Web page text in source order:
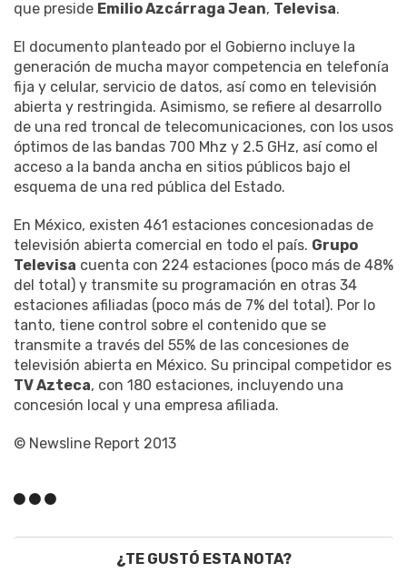
que preside Emilio Azcárraga Jean, Televisa.
El documento planteado por el Gobierno incluye la
generación de mucha mayor competencia en telefonía
fija y celular, servicio de datos, así como en televisión
abierta y restringida. Asimismo, se refiere al desarrollo
de una red troncal de telecomunicaciones, con los usos
óptimos de las bandas 700 Mhz y 2.5 GHz, así como el
acceso a la banda ancha en sitios públicos bajo el
esquema de una red pública del Estado.
En México, existen 461 estaciones concesionadas de
televisión abierta comercial en todo el país. Grupo
Televisa cuenta con 224 estaciones (poco más de 48%
del total) y transmite su programación en otras 34
estaciones afiliadas (poco más de 7% del total). Por lo
tanto, tiene control sobre el contenido que se
transmite a través del 55% de las concesiones de
televisión abierta en México. Su principal competidor es
TV Azteca, con 180 estaciones, incluyendo una
concesión local y una empresa afiliada.
© Newsline Report 2013
¿TE GUSTÓ ESTA NOTA?